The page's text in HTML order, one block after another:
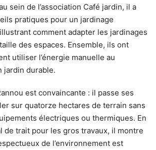
sein de l’association Café jardin, il a
pratiques pour un jardinage
comment adapter les jardinages
des espaces. Ensemble, ils ont
utiliser l’énergie manuelle au
jardin durable.
est convaincante : il passe ses
sur quatorze hectares de terrain sans
électriques ou thermiques. En
de trait pour les gros travaux, il montre
de l’environnement est